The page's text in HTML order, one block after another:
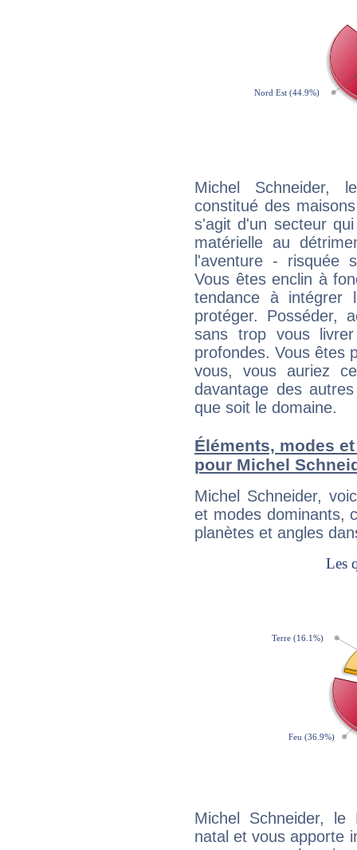
Michel Schneider,
constitué des
s'agit d'un secteur
matérielle au
l'aventure - risquée
Vous êtes enclin à
tendance à
protéger. Posséder,
sans trop vous
profondes. Vous êtes
vous, vous auriez
davantage des
que soit le domaine.
Éléments, modes
pour Michel
Michel Schneider,
et modes dominants,
planètes et angles
Michel Schneider,
natal et vous apporte